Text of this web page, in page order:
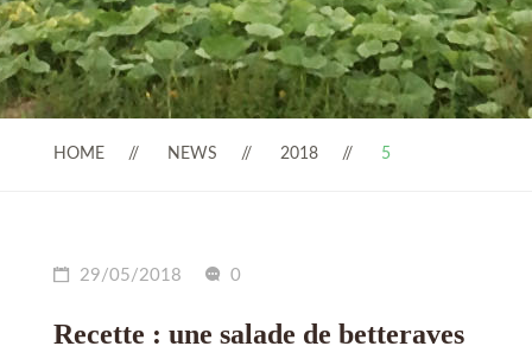
HOME NEWS 2018 5
29/05/2018 0
Recette : une salade de betteraves